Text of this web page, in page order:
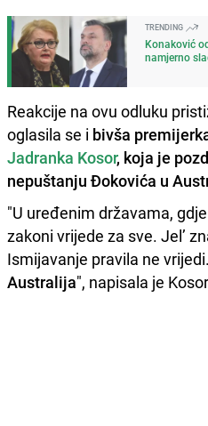
TRENDING
Konaković
namjerno
Reakcije na ovu odluku
oglasila se i bivša
Jadranka Kosor, koja je
nepuštanju Đokovića u
"U uređenim državama,
zakoni vrijede za sve. Jel’
Ismijavanje pravila ne vrijedi.
Australija", napisala je